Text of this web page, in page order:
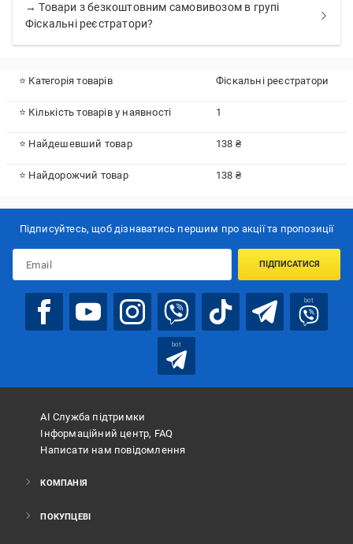
→ Товари з безкоштовним самовивозом в групі
Фіскальні реєстратори?
⭐ Категорія товарів Фіскальні реєстратори
⭐ Кількість товарів у наявності 1
⭐ Найдешевший товар 138 ₴
⭐ Найдорожчий товар 138 ₴
Підписуйтесь, щоб дізнаватись першим про акції та пропозиції
ПІДПИСАТИСЯ
bot
bot
АІ Служба підтримки
Інформаційний центр, FAQ
Написати нам повідомлення
КОМПАНІЯ
ПОКУПЦЕВІ